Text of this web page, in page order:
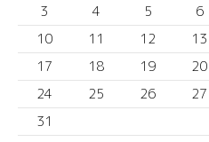
3
4 5 6
10
11 12 13
17
18 19 20
24
25 26 27
31